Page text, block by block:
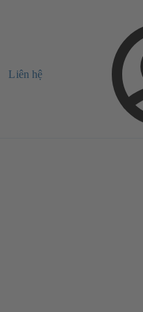
Liên hệ